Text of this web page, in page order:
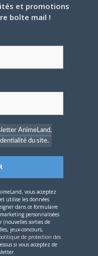
contactez-nous
et promotions
boîte mail !
AnimeLand,
du site.
vous acceptez
utilise les données
dans ce formulaire
personnalisées
(nouvelles sorties de
jeux-concours,
de protection des
si vous acceptez de